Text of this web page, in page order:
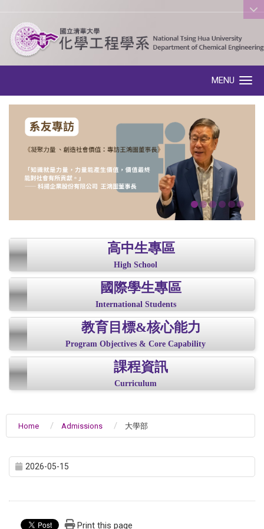
:::
MENU
高中生專區
High School
國際學生專區
International Students
教育目標&核心能力
Program Objectives & Core Capability
課程資訊
Curriculum
Home Admissions 大學部
2026-05-15
Print this page